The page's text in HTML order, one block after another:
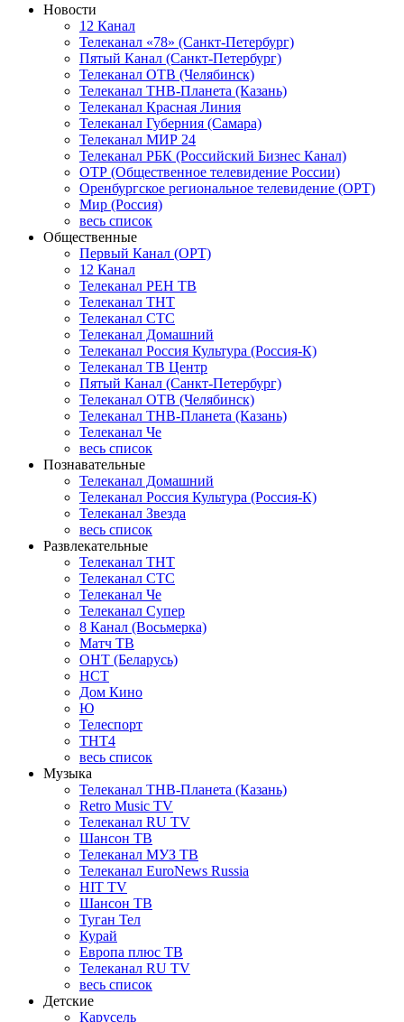
Новости
12 Канал
Телеканал «78» (Санкт-Петербург)
Пятый Канал (Санкт-Петербург)
Телеканал ОТВ (Челябинск)
Телеканал ТНВ-Планета (Казань)
Телеканал Красная Линия
Телеканал Губерния (Самара)
Телеканал МИР 24
Телеканал РБК (Российский Бизнес Канал)
ОТР (Общественное телевидение России)
Оренбургское региональное телевидение (ОРТ)
Мир (Россия)
весь список
Общественные
Первый Канал (ОРТ)
12 Канал
Телеканал РЕН ТВ
Телеканал ТНТ
Телеканал СТС
Телеканал Домашний
Телеканал Россия Культура (Россия-К)
Телеканал ТВ Центр
Пятый Канал (Санкт-Петербург)
Телеканал ОТВ (Челябинск)
Телеканал ТНВ-Планета (Казань)
Телеканал Че
весь список
Познавательные
Телеканал Домашний
Телеканал Россия Культура (Россия-К)
Телеканал Звезда
весь список
Развлекательные
Телеканал ТНТ
Телеканал СТС
Телеканал Че
Телеканал Супер
8 Канал (Восьмерка)
Матч ТВ
ОНТ (Беларусь)
НСТ
Дом Кино
Ю
Телеспорт
ТНТ4
весь список
Музыка
Телеканал ТНВ-Планета (Казань)
Retro Music TV
Телеканал RU TV
Шансон ТВ
Телеканал МУЗ ТВ
Телеканал EuroNews Russia
HIT TV
Шансон ТВ
Туган Тел
Курай
Европа плюс ТВ
Телеканал RU TV
весь список
Детские
Карусель